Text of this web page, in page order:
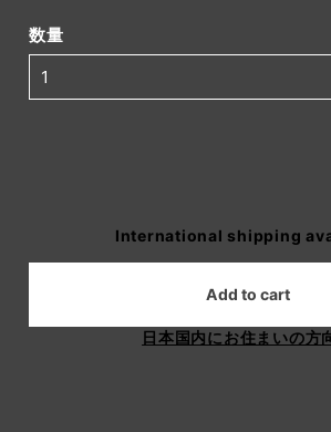
数量
International shipping
Add to cart
日本国内にお住まいの方